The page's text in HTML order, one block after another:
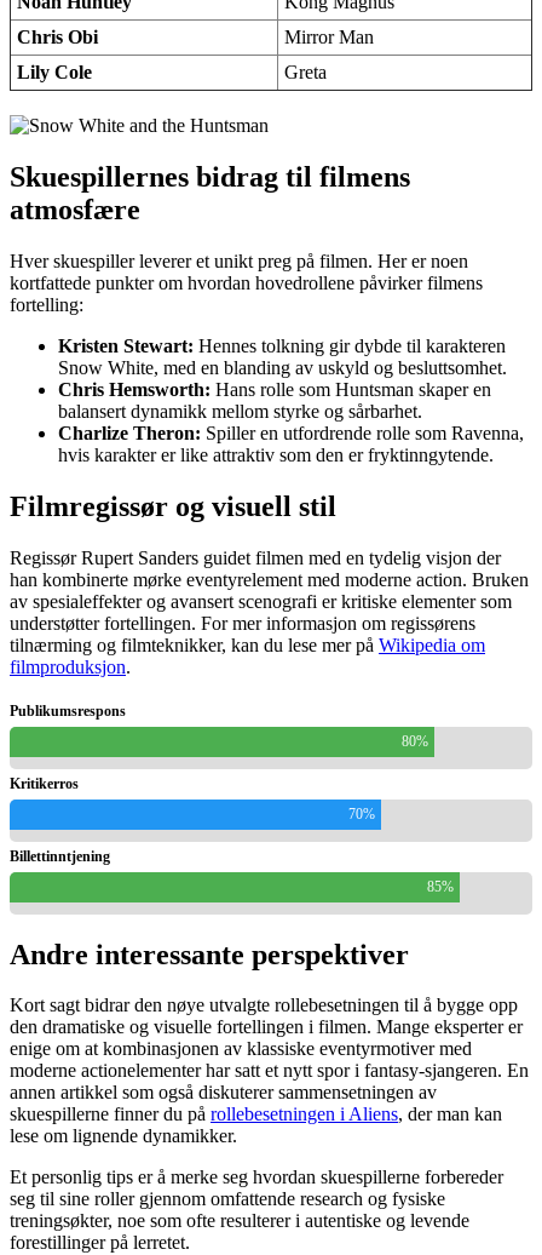
Chris Obi
Mirror Man
Lily Cole
Greta
Skuespillernes bidrag til filmens
atmosfære
Hver skuespiller leverer et unikt preg på filmen. Her er noen
kortfattede punkter om hvordan hovedrollene påvirker filmens
fortelling:
Kristen Stewart: Hennes tolkning gir dybde til karakteren
Snow White, med en blanding av uskyld og besluttsomhet.
Chris Hemsworth: Hans rolle som Huntsman skaper en
balansert dynamikk mellom styrke og sårbarhet.
Charlize Theron: Spiller en utfordrende rolle som Ravenna,
hvis karakter er like attraktiv som den er fryktinngytende.
Filmregissør og visuell stil
Regissør Rupert Sanders guidet filmen med en tydelig visjon der
han kombinerte mørke eventyrelement med moderne action. Bruken
av spesialeffekter og avansert scenografi er kritiske elementer som
understøtter fortellingen. For mer informasjon om regissørens
tilnærming og filmteknikker, kan du lese mer på Wikipedia om
filmproduksjon.
Publikumsrespons
80%
Kritikerros
70%
Billettinntjening
85%
Andre interessante perspektiver
Kort sagt bidrar den nøye utvalgte rollebesetningen til å bygge opp
den dramatiske og visuelle fortellingen i filmen. Mange eksperter er
enige om at kombinasjonen av klassiske eventyrmotiver med
moderne actionelementer har satt et nytt spor i fantasy-sjangeren. En
annen artikkel som også diskuterer sammensetningen av
skuespillerne finner du på rollebesetningen i Aliens, der man kan
lese om lignende dynamikker.
Et personlig tips er å merke seg hvordan skuespillerne forbereder
seg til sine roller gjennom omfattende research og fysiske
treningsøkter, noe som ofte resulterer i autentiske og levende
forestillinger på lerretet.